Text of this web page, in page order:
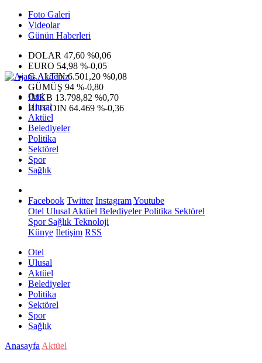
Foto Galeri
Videolar
Günün Haberleri
DOLAR 47,60 %0,06
EURO 54,98 %-0,05
G.ALTIN6.501,20 %0,08
GÜMÜŞ 94 %-0,80
IMKB 13.798,82 %0,70
BITCOIN 64.469 %-0,36
Otel
Ulusal
Aktüel
Belediyeler
Politika
Sektörel
Spor
Sağlık
Facebook Twitter InstagramYoutube
Otel Ulusal Aktüel BelediyelerPolitika Sektörel
SporSağlık Teknoloji
Künye İletişim RSS
Otel
Ulusal
Aktüel
Belediyeler
Politika
Sektörel
Spor
Sağlık
Anasayfa Aktüel